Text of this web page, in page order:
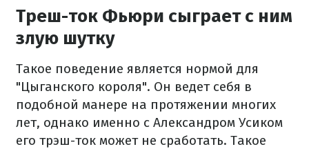
Треш-ток Фьюри сыграет с ним
злую шутку
Такое поведение является нормой для
"Цыганского короля". Он ведет себя в
подобной манере на протяжении многих
лет, однако именно с Александром Усиком
его трэш-ток может не сработать. Такое